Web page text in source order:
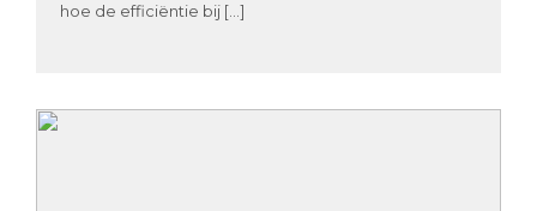
hoe de efficiëntie bij […]